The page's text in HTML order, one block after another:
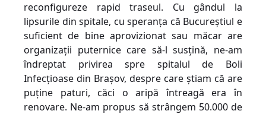
reconfigureze rapid traseul. Cu gândul la
lipsurile din spitale, cu speranța că Bucureștiul e
suficient de bine aprovizionat sau măcar are
organizații puternice care să-l susțină, ne-am
îndreptat privirea spre spitalul de Boli
Infecțioase din Brașov, despre care știam că are
puține paturi, căci o aripă întreagă era în
renovare. Ne-am propus să strângem 50.000 de